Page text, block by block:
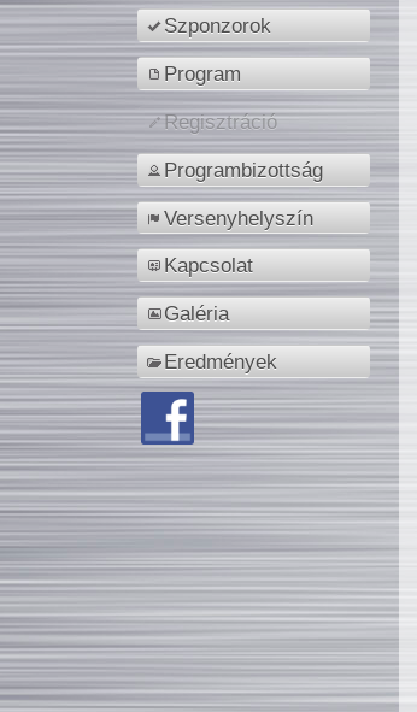
Szponzorok
Program
Regisztráció
Programbizottság
Versenyhelyszín
Kapcsolat
Galéria
Eredmények